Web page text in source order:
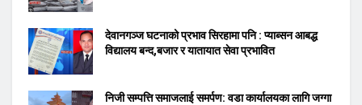
देवानगञ्ज घटनाको प्रभाव सिरहामा पनि : प्याब्सन आबद्ध
विद्यालय बन्द,बजार र यातायात सेवा प्रभावित
निजी सम्पत्ति समाजलाई समर्पण: वडा कार्यालयका लागि जग्गा